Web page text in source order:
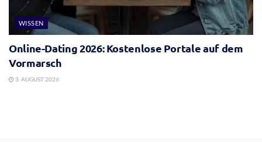
WISSEN
Online-Dating 2026: Kostenlose Portale auf dem
Vormarsch
3. AUGUST 2026